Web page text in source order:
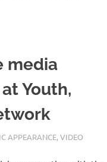
media
Youth,
APPEARANCE,VIDEO